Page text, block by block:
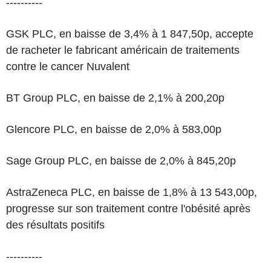
----------
GSK PLC, en baisse de 3,4% à 1 847,50p, accepte
de racheter le fabricant américain de traitements
contre le cancer Nuvalent
BT Group PLC, en baisse de 2,1% à 200,20p
Glencore PLC, en baisse de 2,0% à 583,00p
Sage Group PLC, en baisse de 2,0% à 845,20p
AstraZeneca PLC, en baisse de 1,8% à 13 543,00p,
progresse sur son traitement contre l'obésité après
des résultats positifs
----------